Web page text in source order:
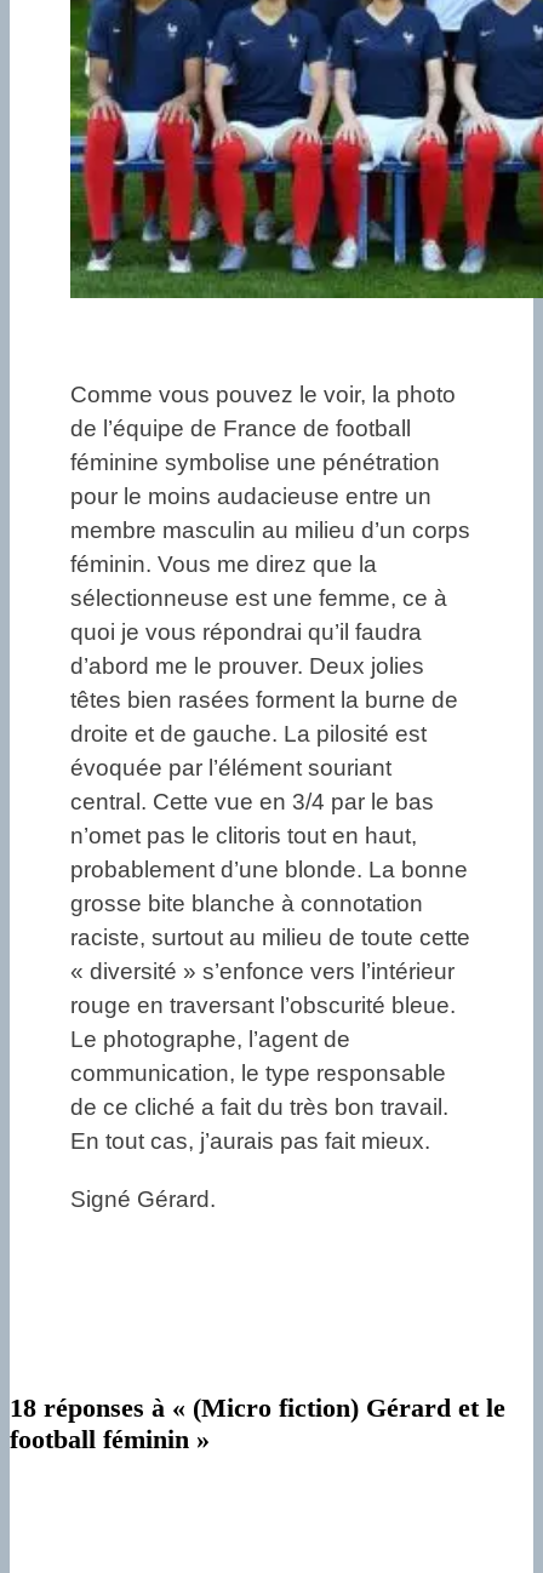
Comme vous pouvez le voir, la photo
de l’équipe de France de football
féminine symbolise une pénétration
pour le moins audacieuse entre un
membre masculin au milieu d’un corps
féminin. Vous me direz que la
sélectionneuse est une femme, ce à
quoi je vous répondrai qu’il faudra
d’abord me le prouver. Deux jolies
têtes bien rasées forment la burne de
droite et de gauche. La pilosité est
évoquée par l’élément souriant
central. Cette vue en 3/4 par le bas
n’omet pas le clitoris tout en haut,
probablement d’une blonde. La bonne
grosse bite blanche à connotation
raciste, surtout au milieu de toute cette
« diversité » s’enfonce vers l’intérieur
rouge en traversant l’obscurité bleue.
Le photographe, l’agent de
communication, le type responsable
de ce cliché a fait du très bon travail.
En tout cas, j’aurais pas fait mieux.
Signé Gérard.
18 réponses à « (Micro fiction) Gérard et le
football féminin »